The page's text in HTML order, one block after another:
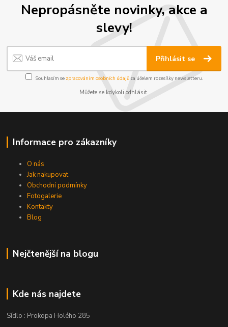
Nepropásněte novinky, akce a
slevy!
Přihlásit se
Souhlasím se zpracováním osobních údajůza účelem rozesílky newsletteru.
Můžete se kdykoli odhlásit.
Informace pro zákazníky
O nás
Jak nakupovat
Obchodní podmínky
Fotogalerie
Kontakty
Blog
Nejčtenější na blogu
Kde nás najdete
Sídlo : Prokopa Holého 285